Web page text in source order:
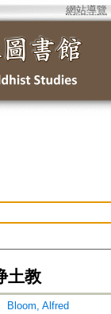
網站導覽
土教
Bloom, Alfred